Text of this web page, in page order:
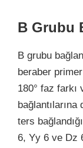
B Grubu
B grubu
beraber
180° faz farkı
ters
6, Yy 6 ve Dz